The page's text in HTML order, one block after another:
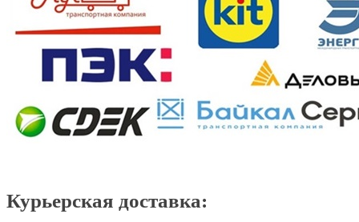
Курьерская доставка: